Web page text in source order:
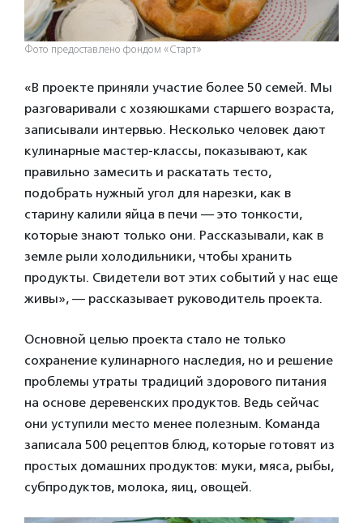
Фото предоставлено фондом «Старт»
«В проекте приняли участие более 50 семей. Мы
разговаривали с хозяюшками старшего возраста,
записывали интервью. Несколько человек дают
кулинарные мастер-классы, показывают, как
правильно замесить и раскатать тесто,
подобрать нужный угол для нарезки, как в
старину калили яйца в печи — это тонкости,
которые знают только они. Рассказывали, как в
земле рыли холодильники, чтобы хранить
продукты. Свидетели вот этих событий у нас еще
живы», — рассказывает руководитель проекта.
Основной целью проекта стало не только
сохранение кулинарного наследия, но и решение
проблемы утраты традиций здорового питания
на основе деревенских продуктов. Ведь сейчас
они уступили место менее полезным. Команда
записала 500 рецептов блюд, которые готовят из
простых домашних продуктов: муки, мяса, рыбы,
субпродуктов, молока, яиц, овощей.